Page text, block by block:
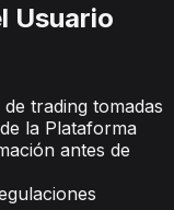
Usuario
trading tomadas
la Plataforma
antes de